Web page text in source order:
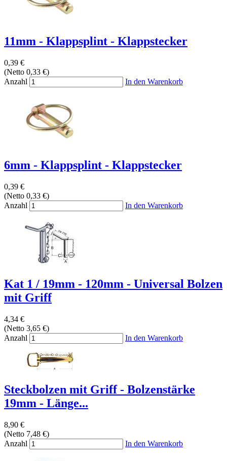
11mm - Klappsplint - Klappstecker
0,39 €
(Netto 0,33 €)
Anzahl
In den Warenkorb
6mm - Klappsplint - Klappstecker
0,39 €
(Netto 0,33 €)
Anzahl
In den Warenkorb
Kat 1 / 19mm - 120mm - Universal Bolzen
mit Griff
4,34 €
(Netto 3,65 €)
Anzahl
In den Warenkorb
Steckbolzen mit Griff - Bolzenstärke
19mm - Länge...
8,90 €
(Netto 7,48 €)
Anzahl
In den Warenkorb